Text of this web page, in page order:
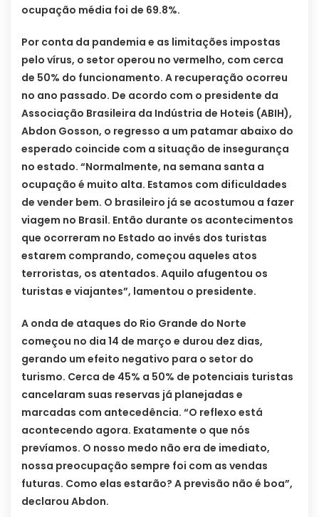
ocupação média foi de 69.8%.
Por conta da pandemia e as limitações impostas
pelo vírus, o setor operou no vermelho, com cerca
de 50% do funcionamento. A recuperação ocorreu
no ano passado. De acordo com o presidente da
Associação Brasileira da Indústria de Hoteis (ABIH),
Abdon Gosson, o regresso a um patamar abaixo do
esperado coincide com a situação de insegurança
no estado. “Normalmente, na semana santa a
ocupação é muito alta. Estamos com dificuldades
de vender bem. O brasileiro já se acostumou a fazer
viagem no Brasil. Então durante os acontecimentos
que ocorreram no Estado ao invés dos turistas
estarem comprando, começou aqueles atos
terroristas, os atentados. Aquilo afugentou os
turistas e viajantes”, lamentou o presidente.
A onda de ataques do Rio Grande do Norte
começou no dia 14 de março e durou dez dias,
gerando um efeito negativo para o setor do
turismo. Cerca de 45% a 50% de potenciais turistas
cancelaram suas reservas já planejadas e
marcadas com antecedência. “O reflexo está
acontecendo agora. Exatamente o que nós
prevíamos. O nosso medo não era de imediato,
nossa preocupação sempre foi com as vendas
futuras. Como elas estarão? A previsão não é boa”,
declarou Abdon.